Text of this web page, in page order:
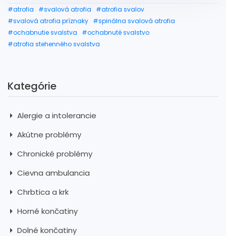
#atrofia #svalová atrofia
#atrofia svalov
#svalová atrofia príznaky #spinálna svalová atrofia
#ochabnutie svalstva
#ochabnuté svalstvo
#atrofia stehenného svalstva
Kategórie
Alergie a intolerancie
Akútne problémy
Chronické problémy
Cievna ambulancia
Chrbtica a krk
Horné končatiny
Dolné končatiny